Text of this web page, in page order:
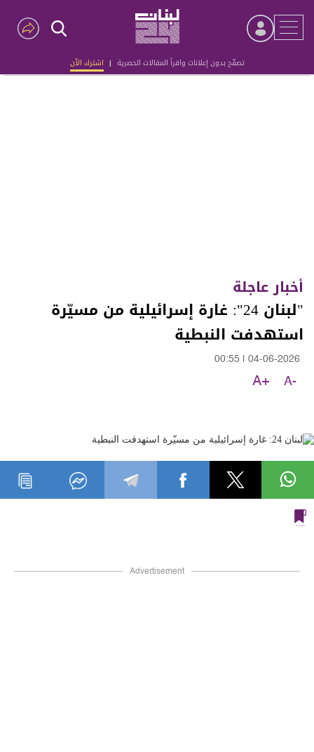
تصفّح بدون إعلانات واقرأ المقالات الحصرية | اشترك الآن
Advertisement
أخبار عاجلة
"لبنان 24": غارة إسرائيلية من مسيّرة
استهدفت النبطية
04-06-2026
00:55
A-
A+
Advertisement